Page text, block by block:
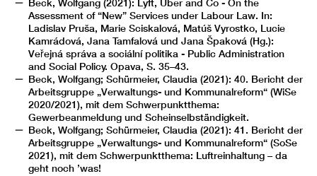
Beck, Wolfgang (2021): Lyft, Uber and Co - On the
Assessment of “New” Services under Labour Law. In:
Ladislav Pruša, Marie Sciskalová, Matúš Vyrostko, Lucie
Kamrádová, Jana Tamfalová und Jana Špaková (Hg.):
Veřejná správa a sociální politika - Public Administration
and Social Policy. Opava, S. 35–43.
Beck, Wolfgang; Schürmeier, Claudia (2021): 40. Bericht der
Arbeitsgruppe „Verwaltungs- und Kommunalreform“ (WiSe
2020/2021), mit dem Schwerpunktthema:
Gewerbeanmeldung und Scheinselbständigkeit.
Beck, Wolfgang; Schürmeier, Claudia (2021): 41. Bericht der
Arbeitsgruppe „Verwaltungs- und Kommunalreform“ (SoSe
2021), mit dem Schwerpunktthema: Luftreinhaltung – da
geht noch ’was!